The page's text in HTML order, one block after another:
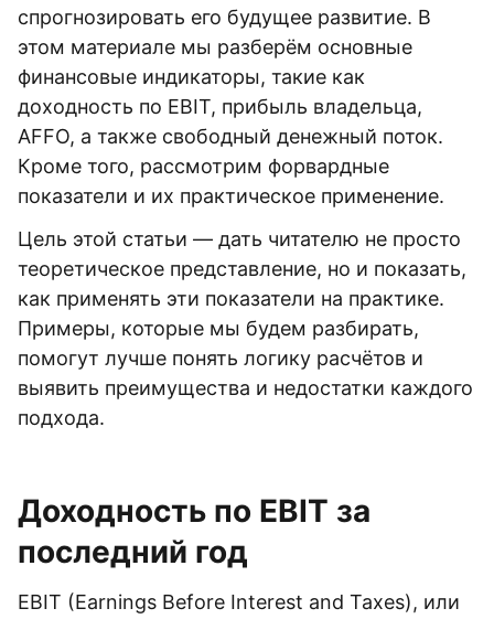
спрогнозировать его будущее развитие. В
этом материале мы разберём основные
финансовые индикаторы, такие как
доходность по EBIT, прибыль владельца,
AFFO, а также свободный денежный поток.
Кроме того, рассмотрим форвардные
показатели и их практическое применение.
Цель этой статьи — дать читателю не просто
теоретическое представление, но и показать,
как применять эти показатели на практике.
Примеры, которые мы будем разбирать,
помогут лучше понять логику расчётов и
выявить преимущества и недостатки каждого
подхода.
Доходность по EBIT за
последний год
EBIT (Earnings Before Interest and Taxes), или